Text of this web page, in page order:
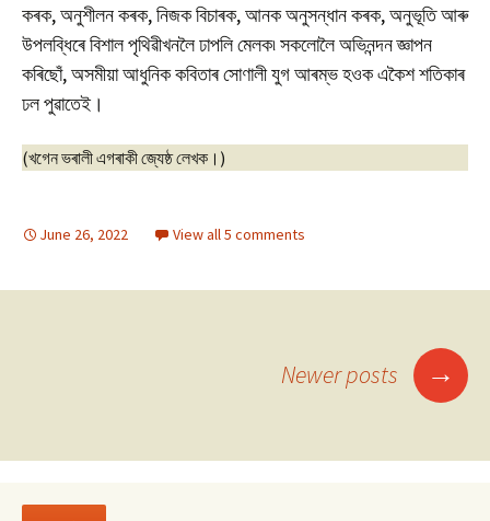
কৰক, অনুশীলন কৰক, নিজক বিচাৰক, আনক অনুসন্ধান কৰক, অনুভূতি আৰু
উপলব্ধিৰে বিশাল পৃথিৱীখনলৈ ঢাপলি মেলক৷ সকলোলৈ অভিনন্দন জ্ঞাপন
কৰিছোঁ, অসমীয়া আধুনিক কবিতাৰ সোণালী যুগ আৰম্ভ হওক একৈশ শতিকাৰ
ঢল পুৱাতেই।
(খগেন ভৰালী এগৰাকী জ্যেষ্ঠ লেখক।)
June 26, 2022 View all 5 comments
Newer posts →